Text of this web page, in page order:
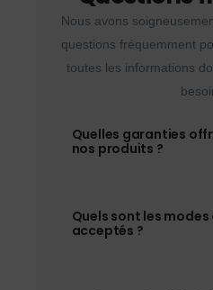
Nous avons
questions fréquemment
toutes les informations
Quelles garanties
nos produits ?
Quels sont les
acceptés ?